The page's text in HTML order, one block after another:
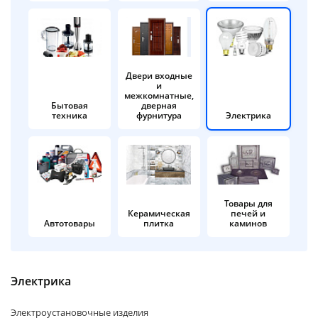
Бытовая
техника
Двери входные
и
межкомнатные,
дверная
фурнитура
Электрика
Автотовары
Керамическая
плитка
Товары для
печей и
каминов
Электрика
Электроустановочные изделия
об оплате Плайтом
раз в 2
недели
Остались вопросы?
8 800 302-02-51
plait.ru